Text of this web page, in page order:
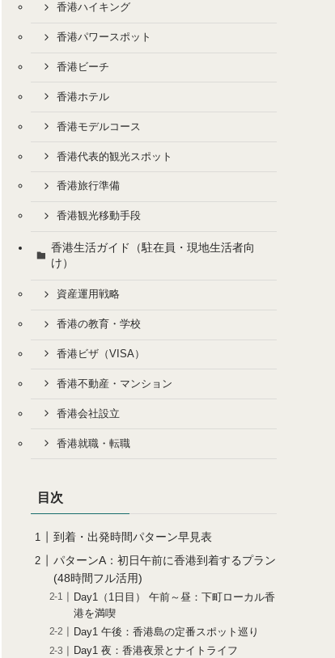
香港ハイキング
香港パワースポット
香港ビーチ
香港ホテル
香港モデルコース
香港代表的観光スポット
香港旅行準備
香港観光移動手段
香港生活ガイド（駐在員・現地生活者向
け）
資産運用戦略
香港の教育・学校
香港ビザ（VISA）
香港不動産・マンション
香港会社設立
香港就職・転職
目次
到着・出発時間パターン早見表
パターンA：初日午前に香港到着するプラン
(48時間フル活用)
Day1（1日目） 午前～昼：下町ローカル香
港を満喫
Day1 午後：香港島の定番スポット巡り
Day1 夜：香港夜景とナイトライフ